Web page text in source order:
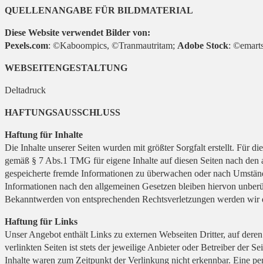
QUELLENANGABE FÜR BILDMATERIAL
Diese Website verwendet Bilder von:
Pexels.com: ©Kaboompics, ©Tranmautritam; Adobe Stock:
WEBSEITENGESTALTUNG
Deltadruck
HAFTUNGSAUSSCHLUSS
Haftung für Inhalte
Die Inhalte unserer Seiten wurden mit größter Sorgfalt erstellt. Für
gemäß § 7 Abs.1 TMG für eigene Inhalte auf diesen Seiten nach
gespeicherte fremde Informationen zu überwachen oder nach
Informationen nach den allgemeinen Gesetzen bleiben hiervon
Bekanntwerden von entsprechenden Rechtsverletzungen werden wir
Haftung für Links
Unser Angebot enthält Links zu externen Webseiten Dritter, auf
verlinkten Seiten ist stets der jeweilige Anbieter oder Betreiber der
Inhalte waren zum Zeitpunkt der Verlinkung nicht erkennbar. Eine